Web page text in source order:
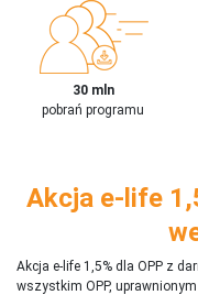
30 mln
pobrań programu
Akcja e-life
Akcja e-life 1,5% dla OPP z
wszystkim OPP,